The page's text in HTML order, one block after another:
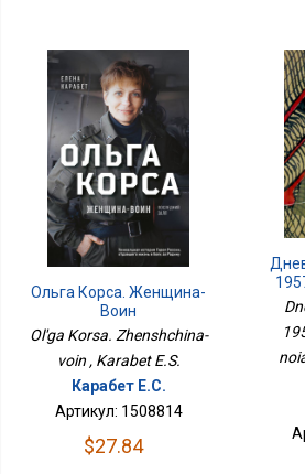
Ольга Корса. Женщина-
Воин
Ol'ga Korsa. Zhenshchina-
voin , Karabet E.S.
Карабет Е.С.
Артикул: 1508814
$27.84